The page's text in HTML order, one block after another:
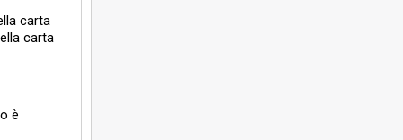
carta
carta
è